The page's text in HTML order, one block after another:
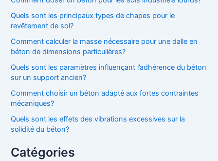
Quels sont les principaux types de chapes pour le
revêtement de sol?
Comment calculer la masse nécessaire pour une dalle en
béton de dimensions particulières?
Quels sont les paramètres influençant l’adhérence du béton
sur un support ancien?
Comment choisir un béton adapté aux fortes contraintes
mécaniques?
Quels sont les effets des vibrations excessives sur la
solidité du béton?
Catégories